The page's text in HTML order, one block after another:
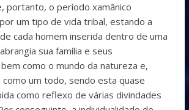
portanto, o período xamânico
um tipo de vida tribal, estando a
cada homem inserida dentro de uma
sua família e seus
como o mundo da natureza e,
como um todo, sendo esta quase
como reflexo de várias divindades